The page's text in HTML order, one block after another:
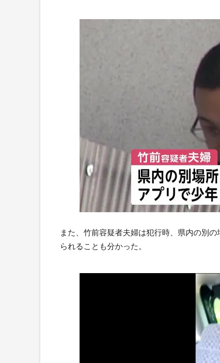
また、竹前容疑者夫婦は犯行時、県内の別
られることも分かった。